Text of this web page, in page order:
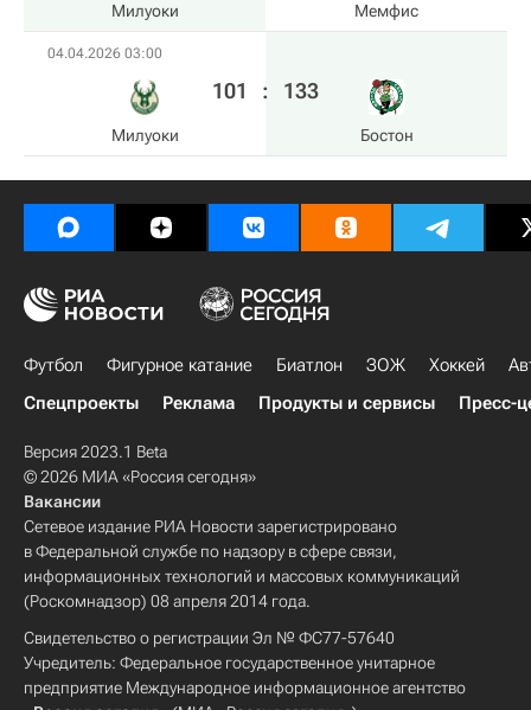
Милуоки Мемфис
04.04.2026 03:00
Милуоки
101 : 133
Бостон
Футбол Фигурное катание Биатлон ЗОЖ Хоккей
Спецпроекты
Реклама Продукты и сервисы Пресс-
Версия 2023.1 Beta
© 2026 МИА «Россия сегодня»
Вакансии
Сетевое издание РИА Новости зарегистрировано
в Федеральной службе по надзору в сфере связи,
информационных технологий и массовых коммуникаций
(Роскомнадзор) 08 апреля 2014 года.
Свидетельство о регистрации Эл № ФС77-57640
Учредитель: Федеральное государственное унитарное
предприятие Международное информационное агентство